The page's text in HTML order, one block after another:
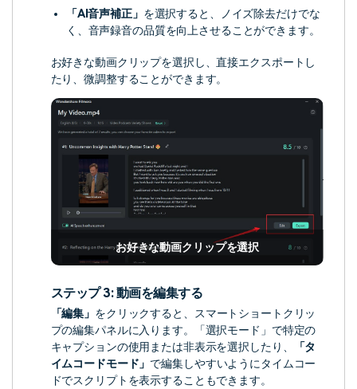
「AI音声補正」 を選択すると、ノイズ除去だけでな
く、音声録音の品質を向上させることができます。
お好きな動画クリップを選択し、直接エクスポートし
たり、微調整することができます。
お好きな動画クリップを選択
ステップ 3: 動画を編集する
「編集」 をクリックすると、スマートショートクリッ
プの編集パネルに入ります。「選択モード」で特定の
キャプションの使用または非表示を選択したり、
「タ
イムコードモード」 で編集しやすいようにタイムコー
ドでスクリプトを表示することもできます。